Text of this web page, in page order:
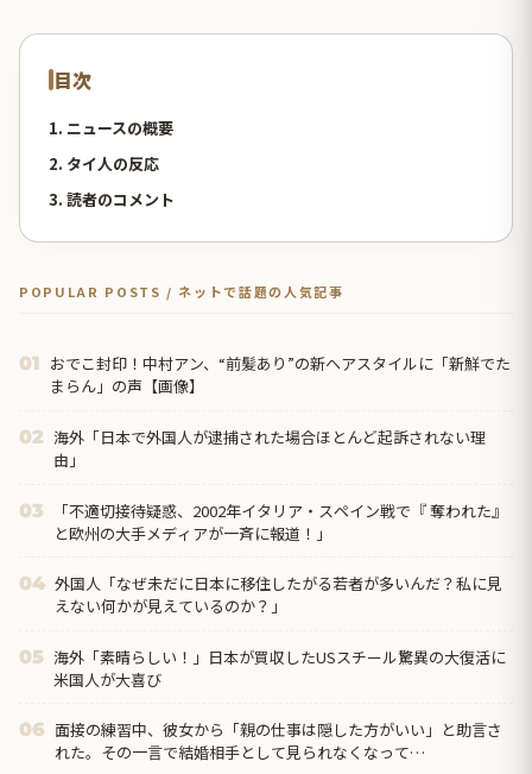
目次
1. ニュースの概要
2. タイ人の反応
3. 読者のコメント
POPULAR POSTS / ネットで話題の人気記事
01 おでこ封印！中村アン、“前髪あり”の新ヘアスタイルに「新鮮でた
まらん」の声【画像】
02 海外「日本で外国人が逮捕された場合ほとんど起訴されない理
由」
03
「不適切接待疑惑、2002年イタリア・スペイン戦で『 奪われた』
と欧州の大手メディアが一斉に報道！」
04 外国人「なぜ未だに日本に移住したがる若者が多いんだ？私に見
えない何かが見えているのか？」
05 海外「素晴らしい！」日本が買収したUSスチール驚異の大復活に
米国人が大喜び
06 面接の練習中、彼女から「親の仕事は隠した方がいい」と助言さ
れた。その一言で結婚相手として見られなくなって…